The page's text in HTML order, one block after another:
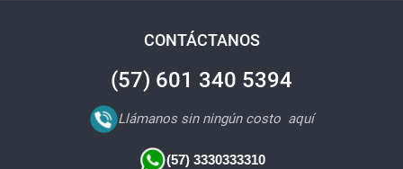
CONTÁCTANOS
(57) 601 340 5394
Llámanos sin ningún costo aquí
(57) 3330333310